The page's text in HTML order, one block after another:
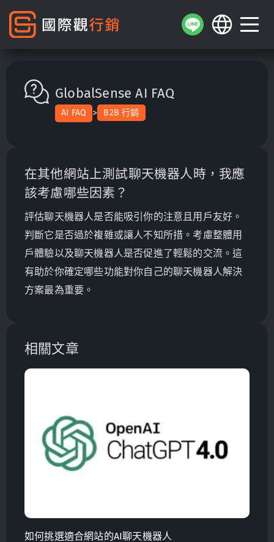
GlobalSense AI FAQ
AI FAQ > B2B 行銷
在其他網站上測試聊天機器人時，我應
該考慮哪些因素？
評估聊天機器人是否能吸引你的注意且用戶友好。
判斷它是否過於複雜或讓人不知所措。考慮整體用
戶體驗以及聊天機器人是否促進了輕鬆的交流。這
有助於你確定哪些功能對你自己的聊天機器人解決
方案最為重要。
相關文章
如何挑選適合網站的AI聊天機器人